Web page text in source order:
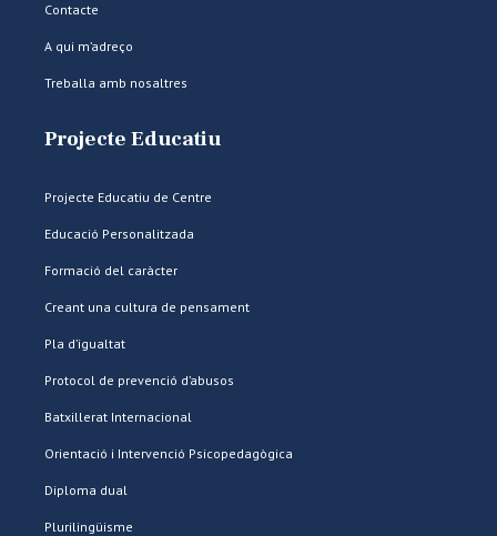
Contacte
A qui m’adreço
Treballa amb nosaltres
Projecte Educatiu
Projecte Educatiu de Centre
Educació Personalitzada
Formació del caràcter
Creant una cultura de pensament
Pla d’igualtat
Protocol de prevenció d’abusos
Batxillerat Internacional
Orientació i Intervenció Psicopedagògica
Diploma dual
Plurilingüisme